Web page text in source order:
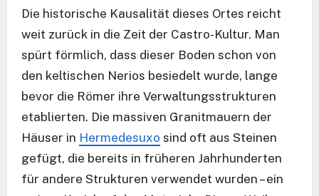
Die historische Kausalität dieses Ortes reicht
weit zurück in die Zeit der Castro-Kultur. Man
spürt förmlich, dass dieser Boden schon von
den keltischen Nerios besiedelt wurde, lange
bevor die Römer ihre Verwaltungsstrukturen
etablierten. Die massiven Granitmauern der
Häuser in Hermedesuxo sind oft aus Steinen
gefügt, die bereits in früheren Jahrhunderten
für andere Strukturen verwendet wurden – ein